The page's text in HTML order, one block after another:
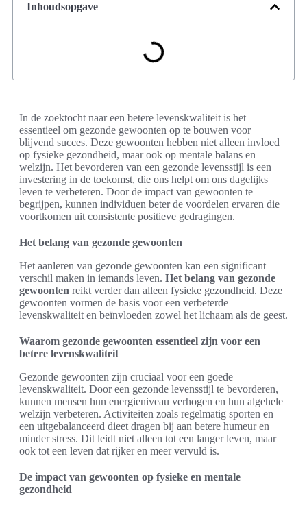
Inhoudsopgave
In de zoektocht naar een betere levenskwaliteit is het
essentieel om gezonde gewoonten op te bouwen voor
blijvend succes. Deze gewoonten hebben niet alleen invloed
op fysieke gezondheid, maar ook op mentale balans en
welzijn. Het bevorderen van een gezonde levensstijl is een
investering in de toekomst, die ons helpt om ons dagelijks
leven te verbeteren. Door de impact van gewoonten te
begrijpen, kunnen individuen beter de voordelen ervaren die
voortkomen uit consistente positieve gedragingen.
Het belang van gezonde gewoonten
Het aanleren van gezonde gewoonten kan een significant
verschil maken in iemands leven. Het belang van gezonde
gewoonten reikt verder dan alleen fysieke gezondheid. Deze
gewoonten vormen de basis voor een verbeterde
levenskwaliteit en beïnvloeden zowel het lichaam als de geest.
Waarom gezonde gewoonten essentieel zijn voor een
betere levenskwaliteit
Gezonde gewoonten zijn cruciaal voor een goede
levenskwaliteit. Door een gezonde levensstijl te bevorderen,
kunnen mensen hun energieniveau verhogen en hun algehele
welzijn verbeteren. Activiteiten zoals regelmatig sporten en
een uitgebalanceerd dieet dragen bij aan betere humeur en
minder stress. Dit leidt niet alleen tot een langer leven, maar
ook tot een leven dat rijker en meer vervuld is.
De impact van gewoonten op fysieke en mentale
gezondheid